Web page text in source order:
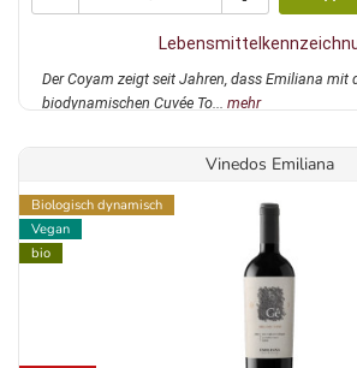
Der Coyam zeigt seit Jahren, dass Emiliana mit
biodynamischen Cuvée To... mehr
Vinedos Emiliana
Biologisch dynamisch
Vegan
bio